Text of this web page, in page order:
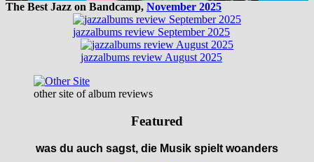
The Best Jazz on Bandcamp, November 2025
jazzalbums review September 2025
jazzalbums review August 2025
other site of album reviews
Featured
was du auch sagst, die Musik spielt woanders